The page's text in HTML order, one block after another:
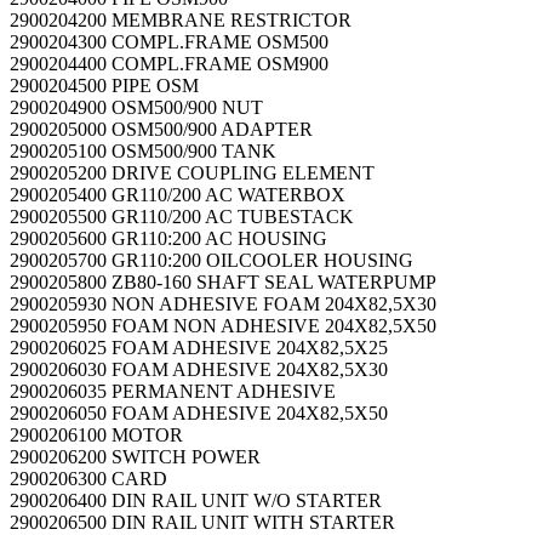
2900204200 MEMBRANE RESTRICTOR
2900204300 COMPL.FRAME OSM500
2900204400 COMPL.FRAME OSM900
2900204500 PIPE OSM
2900204900 OSM500/900 NUT
2900205000 OSM500/900 ADAPTER
2900205100 OSM500/900 TANK
2900205200 DRIVE COUPLING ELEMENT
2900205400 GR110/200 AC WATERBOX
2900205500 GR110/200 AC TUBESTACK
2900205600 GR110:200 AC HOUSING
2900205700 GR110:200 OILCOOLER HOUSING
2900205800 ZB80-160 SHAFT SEAL WATERPUMP
2900205930 NON ADHESIVE FOAM 204X82,5X30
2900205950 FOAM NON ADHESIVE 204X82,5X50
2900206025 FOAM ADHESIVE 204X82,5X25
2900206030 FOAM ADHESIVE 204X82,5X30
2900206035 PERMANENT ADHESIVE
2900206050 FOAM ADHESIVE 204X82,5X50
2900206100 MOTOR
2900206200 SWITCH POWER
2900206300 CARD
2900206400 DIN RAIL UNIT W/O STARTER
2900206500 DIN RAIL UNIT WITH STARTER